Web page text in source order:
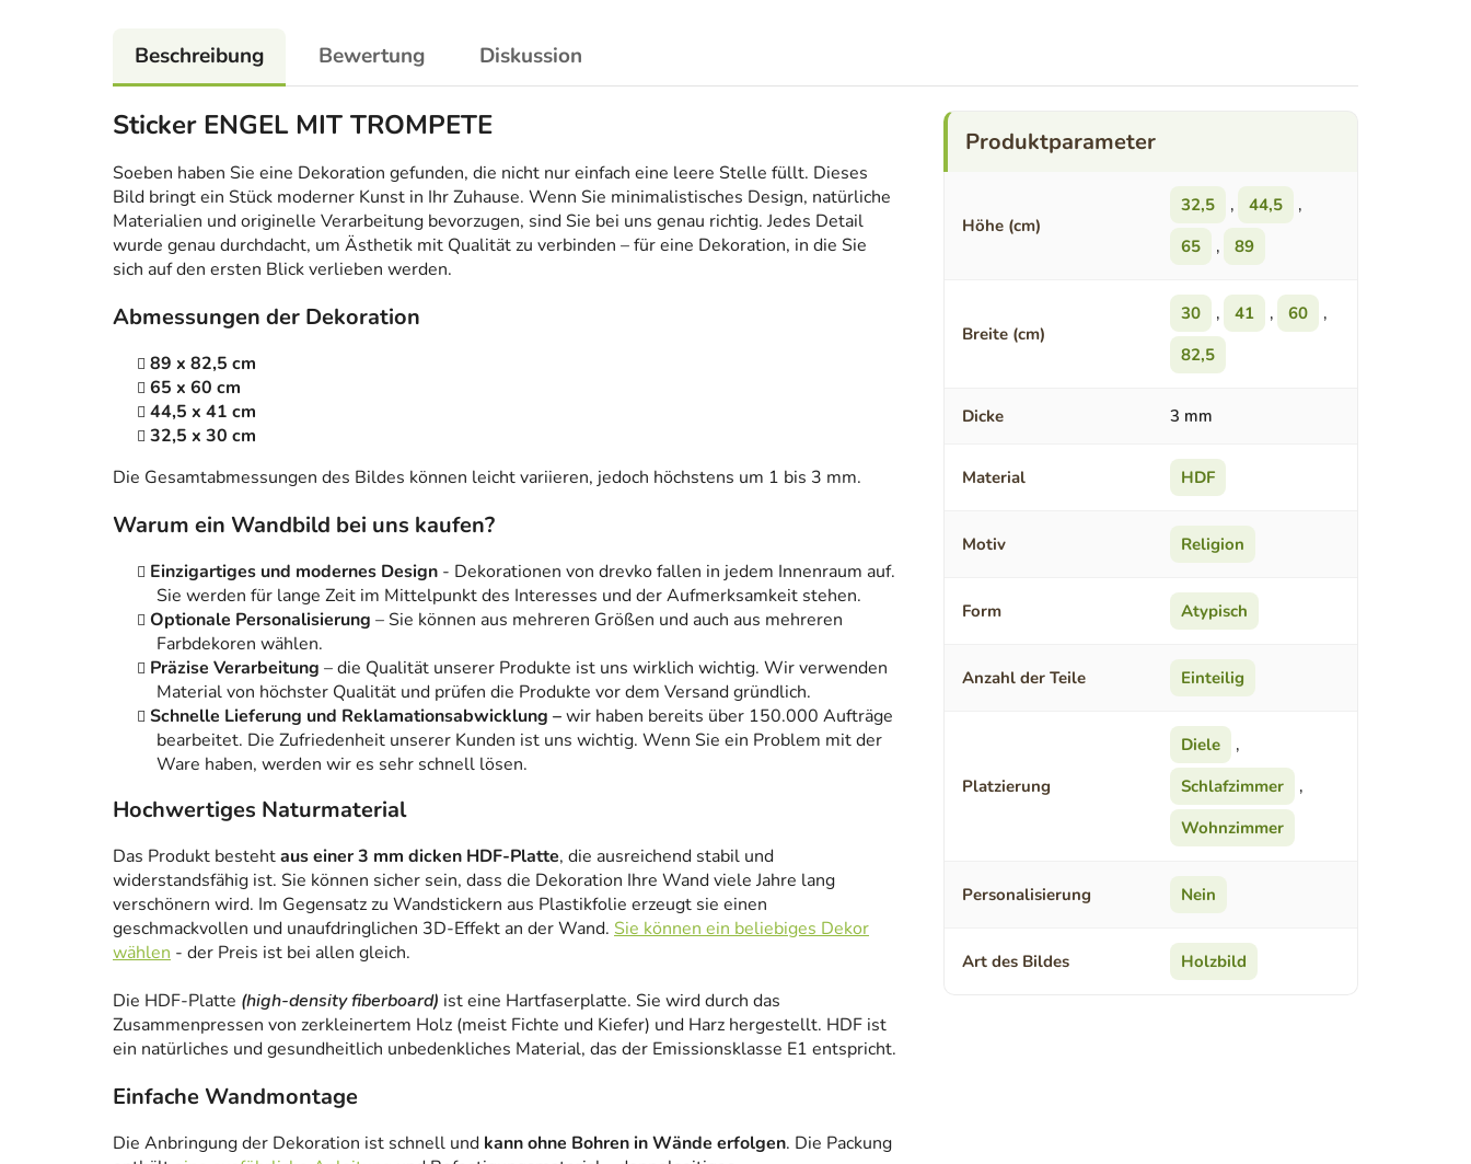
Beschreibung Bewertung Diskussion
Sticker ENGEL MIT TROMPETE
Soeben haben Sie eine Dekoration gefunden, die nicht nur einfach eine leere Stelle füllt. Dieses
Bild bringt ein Stück moderner Kunst in Ihr Zuhause. Wenn Sie minimalistisches Design, natürliche
Materialien und originelle Verarbeitung bevorzugen, sind Sie bei uns genau richtig. Jedes Detail
wurde genau durchdacht, um Ästhetik mit Qualität zu verbinden – für eine Dekoration, in die Sie
sich auf den ersten Blick verlieben werden.
Abmessungen der Dekoration
89 x 82,5 cm
65 x 60 cm
44,5 x 41 cm
32,5 x 30 cm
Die Gesamtabmessungen des Bildes können leicht variieren, jedoch höchstens um 1 bis 3 mm.
Warum ein Wandbild bei uns kaufen?
Einzigartiges und modernes Design - Dekorationen von drevko fallen in jedem Innenraum auf.
Sie werden für lange Zeit im Mittelpunkt des Interesses und der Aufmerksamkeit stehen.
Optionale Personalisierung – Sie können aus mehreren Größen und auch aus mehreren
Farbdekoren wählen.
Präzise Verarbeitung – die Qualität unserer Produkte ist uns wirklich wichtig. Wir verwenden
Material von höchster Qualität und prüfen die Produkte vor dem Versand gründlich.
Schnelle Lieferung und Reklamationsabwicklung –wir haben bereits über 150.000 Aufträge
bearbeitet. Die Zufriedenheit unserer Kunden ist uns wichtig. Wenn Sie ein Problem mit der
Ware haben, werden wir es sehr schnell lösen.
Hochwertiges Naturmaterial
Das Produkt bestehtaus einer 3 mm dicken HDF-Platte, die ausreichend stabil und
widerstandsfähig ist. Sie können sicher sein, dass die Dekoration Ihre Wand viele Jahre lang
verschönern wird. Im Gegensatz zu Wandstickern aus Plastikfolie erzeugt sie einen
geschmackvollen und unaufdringlichen 3D-Effekt an der Wand. Sie können ein beliebiges Dekor
wählen - der Preis ist bei allen gleich.
Die HDF-Platte (high-density fiberboard) ist eine Hartfaserplatte. Sie wird durch das
Zusammenpressen von zerkleinertem Holz (meist Fichte und Kiefer) und Harz hergestellt. HDF ist
ein natürliches und gesundheitlich unbedenkliches Material, das der Emissionsklasse E1 entspricht.
Einfache Wandmontage
Die Anbringung der Dekoration ist schnell und kann ohne Bohren in Wände erfolgen. Die Packung
Höhe (cm)
32,5 , 44,5
,
65
, 89
Breite (cm)
30 , 41 , 60
,
82,5
Dicke 3 mm
Material HDF
Motiv Religion
Form Atypisch
Anzahl der Teile Einteilig
Platzierung
Diele
,
Schlafzimmer
,
Wohnzimmer
Personalisierung Nein
Art des Bildes Holzbild